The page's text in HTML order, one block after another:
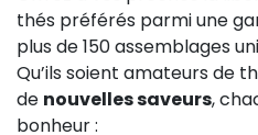
thés préférés parmi une
plus de 150 assemblages
Qu’ils soient amateurs de
de nouvelles saveurs,
bonheur :